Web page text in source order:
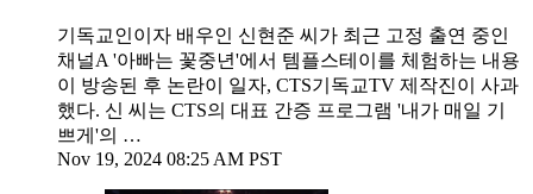
기독교인이자 배우인 신현준 씨가 최근 고정 출연 중인
채널A '아빠는 꽃중년'에서 템플스테이를 체험하는 내용
이 방송된 후 논란이 일자, CTS기독교TV 제작진이 사과
했다. 신 씨는 CTS의 대표 간증 프로그램 '내가 매일 기
쁘게'의 …
Nov 19, 2024 08:25 AM PST